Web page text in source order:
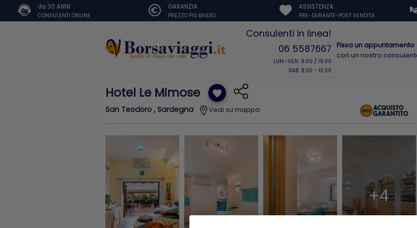
da 30 ANNI
CONSULENTI ONLINE
GARANZIA
PREZZO PIÙ BASSO
ASSISTENZA
PRE-DURANTE-POST VENDITA
Consulenti in linea!
06 5587667
LUN.-VEN. 9.00 / 19.00
SAB. 9.00 - 13.00
Fissa un appuntamento
con un nostro
Hotel Le Mimose favorite
San Teodoro , Sardegna Vedi su mappa
+4